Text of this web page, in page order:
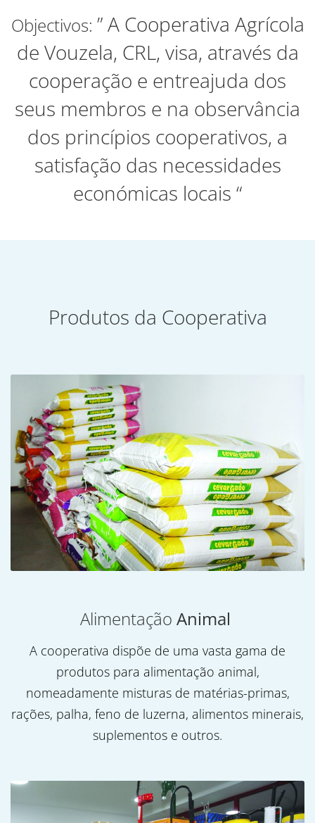
Objectivos: ” A Cooperativa Agrícola
de Vouzela, CRL, visa, através da
cooperação e entreajuda dos
seus membros e na observância
dos princípios cooperativos, a
satisfação das necessidades
económicas locais “
Produtos da Cooperativa
Alimentação Animal
A cooperativa dispõe de uma vasta gama de
produtos para alimentação animal,
nomeadamente misturas de matérias-primas,
rações, palha, feno de luzerna, alimentos minerais,
suplementos e outros.